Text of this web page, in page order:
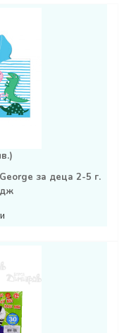
за деца 2-5 г.